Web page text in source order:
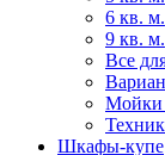
6 кв. м.
9 кв. м.
Все
Мойки
Шкафы-купе